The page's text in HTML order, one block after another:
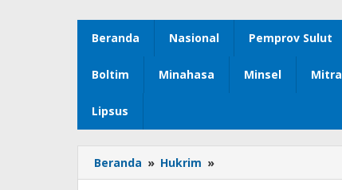
Beranda Nasional Pemprov Sulut
Boltim Minahasa Minsel Mitra
Lipsus
Beranda » Hukrim »
Online